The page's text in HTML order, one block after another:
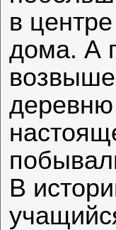
в
дома. А
деревню
В